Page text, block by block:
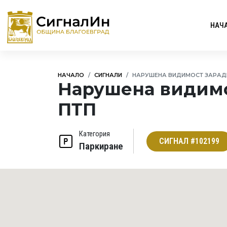
НАЧАЛО СИГНАЛИ НАРУШЕНА ВИДИМОСТ
Нарушена
ПТП
Категория
Паркиране СИГНАЛ #102199